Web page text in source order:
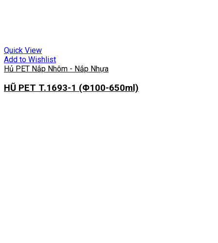
Quick View
Add to Wishlist
Hủ PET Nắp Nhôm - Nắp Nhựa
HŨ PET T.1693-1 (Φ100-650ml)